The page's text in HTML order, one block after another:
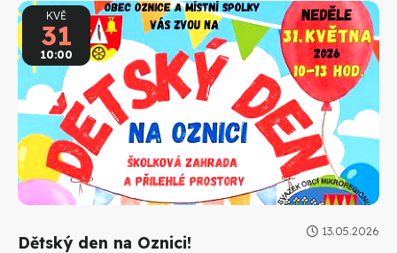
KVĚ
31
10:00
13.05.2026
Dětský den na Oznici!